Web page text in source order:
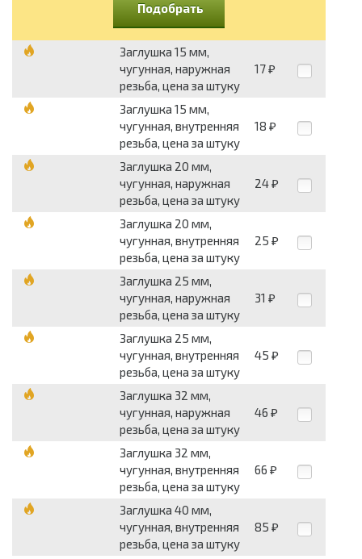
Подобрать
Заглушка 15 мм,
чугунная, наружная
резьба, цена за штуку
17 ₽
Заглушка 15 мм,
чугунная, внутренняя
резьба, цена за штуку
18 ₽
Заглушка 20 мм,
чугунная, наружная
резьба, цена за штуку
24 ₽
Заглушка 20 мм,
чугунная, внутренняя
резьба, цена за штуку
25 ₽
Заглушка 25 мм,
чугунная, наружная
резьба, цена за штуку
31 ₽
Заглушка 25 мм,
чугунная, внутренняя
резьба, цена за штуку
45 ₽
Заглушка 32 мм,
чугунная, наружная
резьба, цена за штуку
46 ₽
Заглушка 32 мм,
чугунная, внутренняя
резьба, цена за штуку
66 ₽
Заглушка 40 мм,
чугунная, внутренняя
резьба, цена за штуку
85 ₽